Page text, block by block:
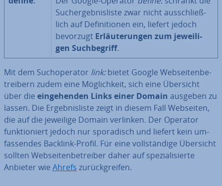
Such­ergeb­nis­lis­te zwar nicht aus­schließ­
lich auf De­fi­ni­tio­nen ein, liefert jedoch
bevorzugt Er­läu­te­run­gen zum je­wei­li­
gen Such­be­griff.
Mit dem Such­ope­ra­tor link:bietet Google Web­sei­ten­be­
trei­bern zudem eine Mög­lich­keit, sich eine Übersicht
über die ein­ge­hen­den Links einer Domain ausgeben zu
lassen. Die Er­geb­nis­lis­te zeigt in diesem Fall Webseiten,
die auf die jeweilige Domain verlinken. Der Operator
funk­tio­niert jedoch nur spo­ra­disch und liefert kein um­
fas­sen­des Backlink-Profil. Für eine voll­stän­di­ge Übersicht
sollten Web­sei­ten­be­trei­ber daher auf spe­zia­li­sier­te
Anbieter wie Ahrefs zu­rück­grei­fen.